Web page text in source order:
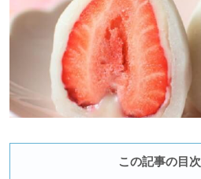
この記事の目次